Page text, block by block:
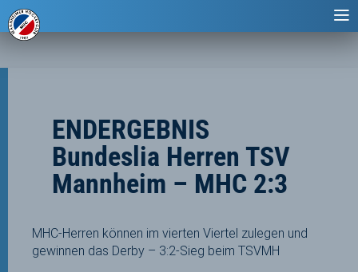
ENDERGEBNIS
Bundeslia Herren TSV
Mannheim – MHC 2:3
MHC-Herren können im vierten Viertel zulegen und
gewinnen das Derby – 3:2-Sieg beim TSVMH